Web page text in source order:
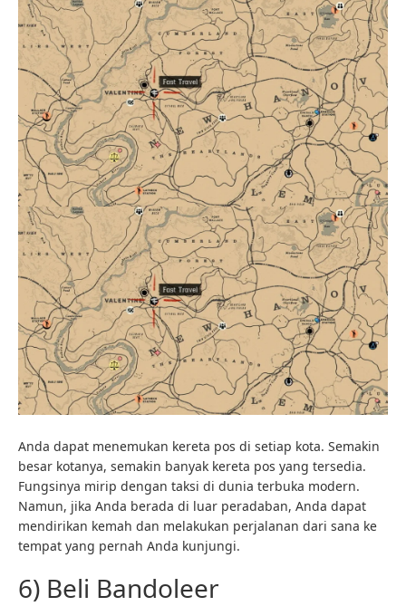
Anda dapat menemukan kereta pos di setiap kota. Semakin
besar kotanya, semakin banyak kereta pos yang tersedia.
Fungsinya mirip dengan taksi di dunia terbuka modern.
Namun, jika Anda berada di luar peradaban, Anda dapat
mendirikan kemah dan melakukan perjalanan dari sana ke
tempat yang pernah Anda kunjungi.
6) Beli Bandoleer